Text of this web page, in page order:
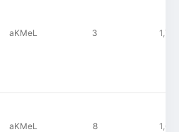
aKMeL 3
aKMeL 8